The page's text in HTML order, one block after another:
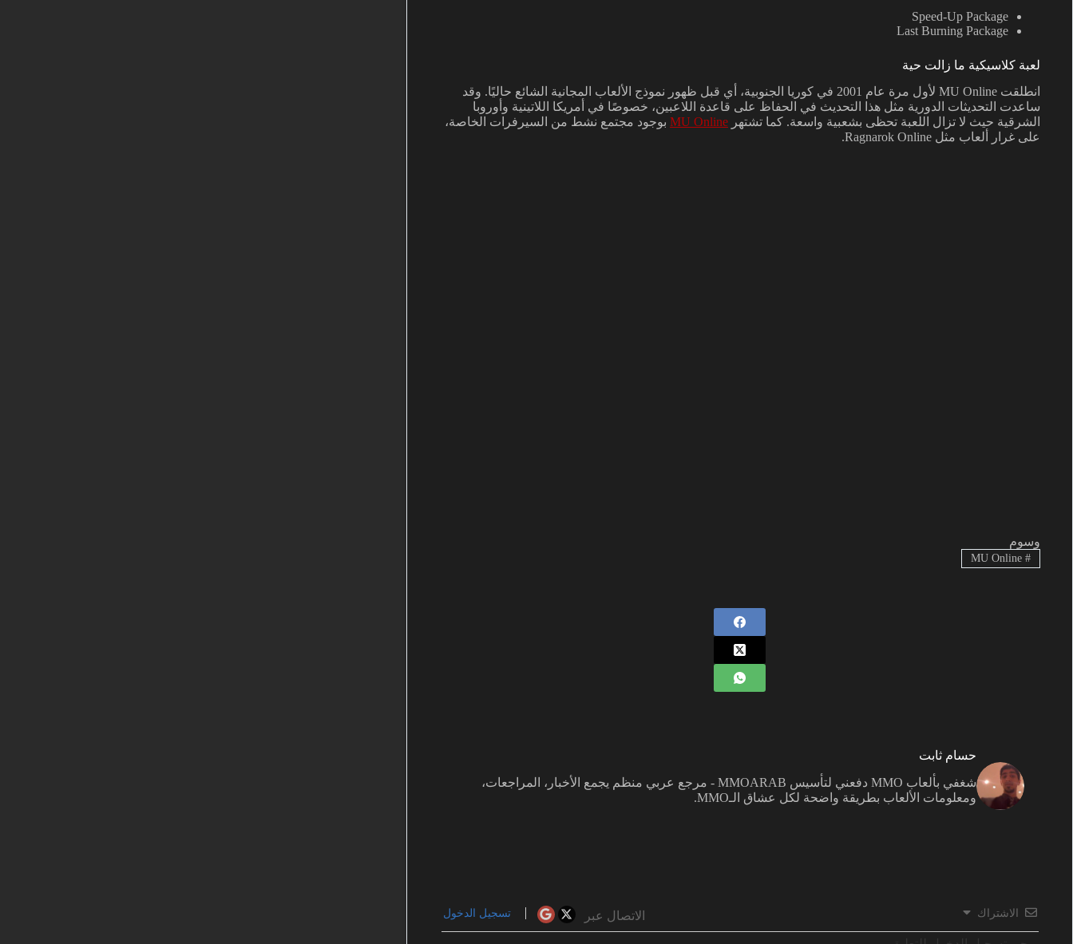
Speed-Up Package
Last Burning Package
لعبة كلاسيكية ما زالت حية
انطلقت MU Online لأول مرة عام 2001 في كوريا الجنوبية، أي قبل ظهور نموذج الألعاب المجانية الشائع حاليًا. وقد
ساعدت التحديثات الدورية مثل هذا التحديث في الحفاظ على قاعدة اللاعبين، خصوصًا في أمريكا اللاتينية وأوروبا
الشرقية حيث لا تزال اللعبة تحظى بشعبية واسعة. كما تشتهر MU Online بوجود مجتمع نشط من السيرفرات الخاصة،
على غرار ألعاب مثل Ragnarok Online.
وسوم
#
MU Online
حسام ثابت
شغفي بألعاب MMO دفعني لتأسيس MMOARAB - مرجع عربي منظم يجمع الأخبار، المراجعات،
ومعلومات الألعاب بطريقة واضحة لكل عشاق الـMMO.
الاشتراك الاتصال عبر تسجيل الدخول